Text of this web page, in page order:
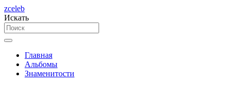
zceleb
Искать
Главная
Альбомы
Знаменитости